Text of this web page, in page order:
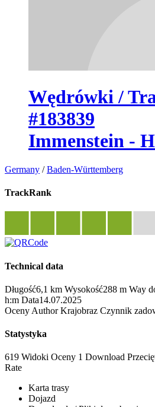
Wędrówki /
#183839
Immenstein -
Germany /Baden-Württemberg
TrackRank
Technical data
Długość6,1 km Wysokość288 m Way
h:m Data14.07.2025
Oceny Author Krajobraz Czynnik
Statystyka
619 Widoki Oceny 1 Download
Rate
Karta trasy
Dojazd